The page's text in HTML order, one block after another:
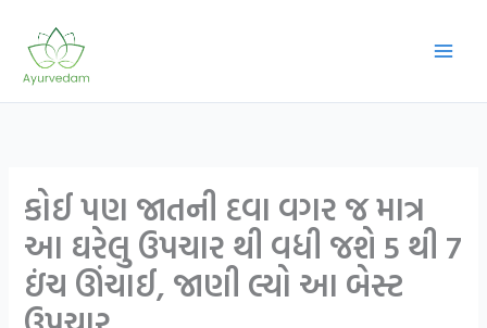
content
કોઈ પણ જાતની દવા વગર જ માત્ર
આ ઘરેલુ ઉપચાર થી વધી જશે 5 થી 7
ઇંચ ઊંચાઈ, જાણી લ્યો આ બેસ્ટ